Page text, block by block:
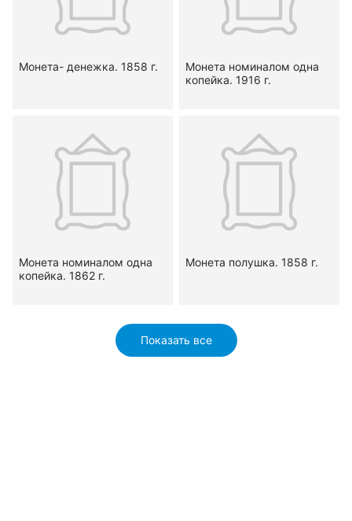
Монета- денежка. 1858 г.
Монета номиналом одна
копейка. 1916 г.
Монета номиналом одна
копейка. 1862 г.
Монета полушка. 1858 г.
Показать все